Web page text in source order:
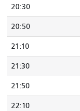
20:30
20:50
21:10
21:30
21:50
22:10